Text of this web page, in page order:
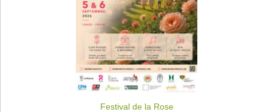
Festival de la Rose